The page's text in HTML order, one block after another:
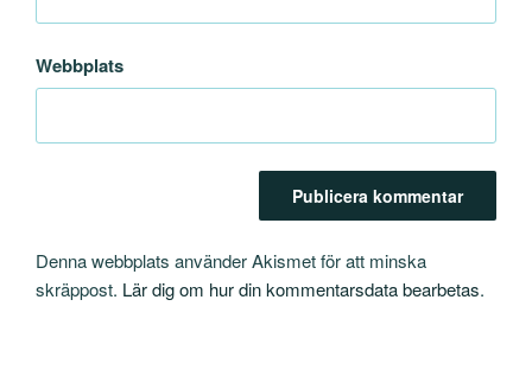
Webbplats
Denna webbplats använder Akismet för att minska
skräppost. Lär dig om hur din kommentarsdata bearbetas.